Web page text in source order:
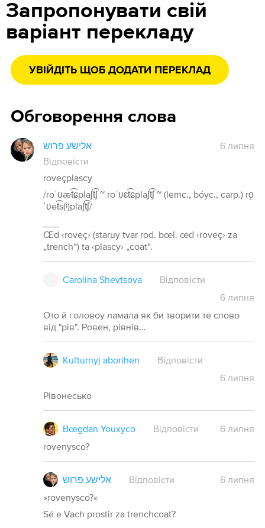
Запропонувати свій
варіант перекладу
УВІЙДІТЬ ЩОБ ДОДАТИ ПЕРЕКЛАД
Обговорення слова
אלישע פרוש
6 липня
Відповісти
roveçplascy
/roˈʋæt͡ɕplaʃt͡ʃ ~ roˈʋɛt͡ɕplaʃt͡ʃ ~ (lemc., bóyc., carp.) ro̝
ˈʋet͡s(ʲ)plaʃt͡ʃ/
Œd ‹roveç› (staruy tvar rod. bœl. œd ‹roveç› za
„trench“) ta ‹plascy› „coat“.
Carolina Shevtsova
Відповісти
6 липня
Ото й головоу ламала як би творити те слово
від "рів". Ровен, рівнів...
Kuľturnyj aborihen
Відповісти
6 липня
Рівонесько
Bœgdan Youxyco Відповісти 6 липня
rovenysco?
אלישע פרוש Відповісти 6 липня
»rovenysco?«
Sé e Vach prostir za trenchcoat?